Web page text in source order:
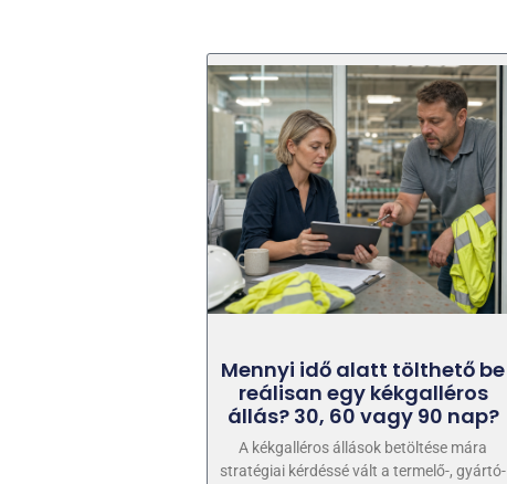
Mennyi idő alatt tölthető be
reálisan egy kékgalléros
állás? 30, 60 vagy 90 nap?
A kékgalléros állások betöltése mára
stratégiai kérdéssé vált a termelő-, gyártó-